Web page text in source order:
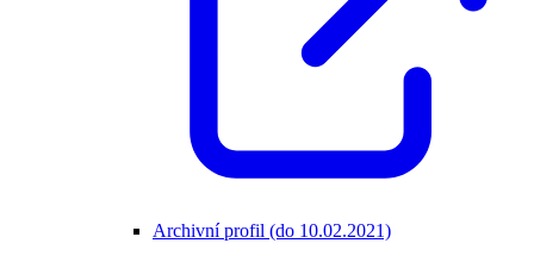
Archivní profil (do 10.02.2021)